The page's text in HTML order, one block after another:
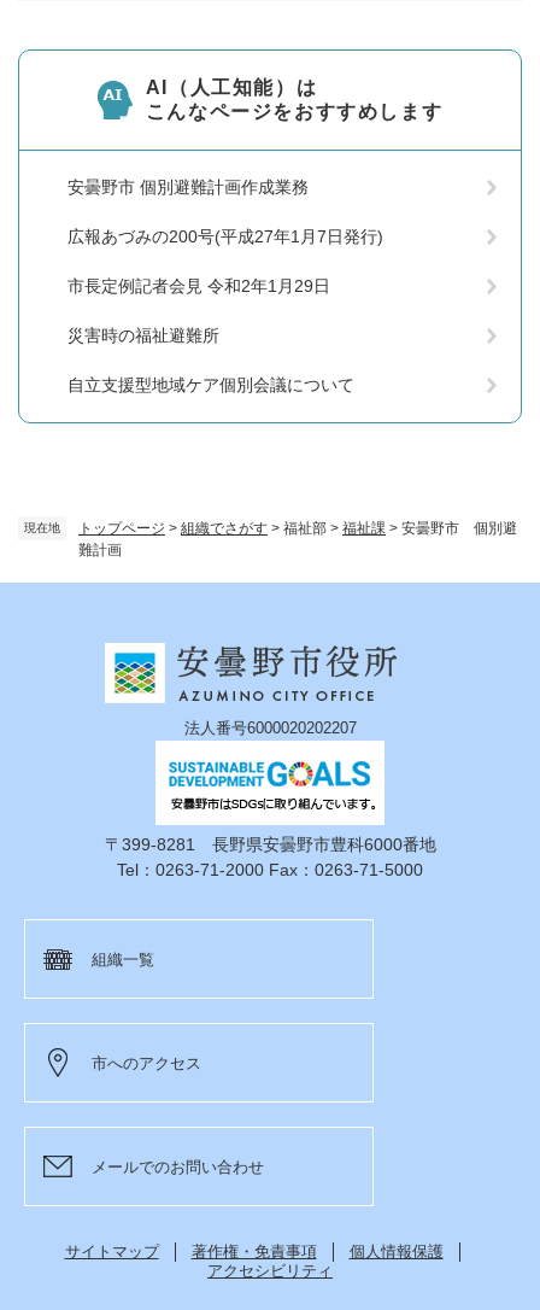
現在地 トップページ > 組織でさがす > 福祉部 > 福祉課 > 安曇野市 個別避
難計画
AI（人工知能）は
こんなページをおすすめします
安曇野市 個別避難計画作成業務
広報あづみの200号(平成27年1月7日発行)
市長定例記者会見 令和2年1月29日
災害時の福祉避難所
自立支援型地域ケア個別会議について
法人番号6000020202207
〒399-8281 長野県安曇野市豊科6000番地
Tel：0263-71-2000 Fax：0263-71-5000
組織一覧
市へのアクセス
メールでのお問い合わせ
サイトマップ 著作権・免責事項
個人情報保護
アクセシビリティ